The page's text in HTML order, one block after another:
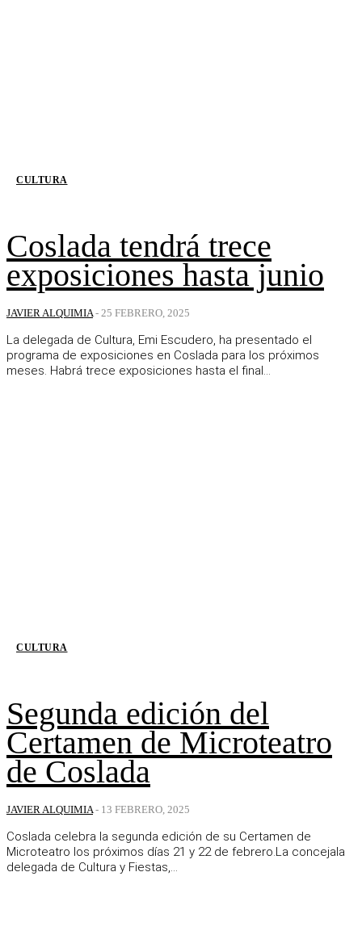
CULTURA
Coslada tendrá trece
exposiciones hasta junio
JAVIER ALQUIMIA - 25 FEBRERO, 2025
La delegada de Cultura, Emi Escudero, ha presentado el
programa de exposiciones en Coslada para los próximos
meses. Habrá trece exposiciones hasta el final...
CULTURA
Segunda edición del
Certamen de Microteatro
de Coslada
JAVIER ALQUIMIA - 13 FEBRERO, 2025
Coslada celebra la segunda edición de su Certamen de
Microteatro los próximos días 21 y 22 de febrero.La concejala
delegada de Cultura y Fiestas,...